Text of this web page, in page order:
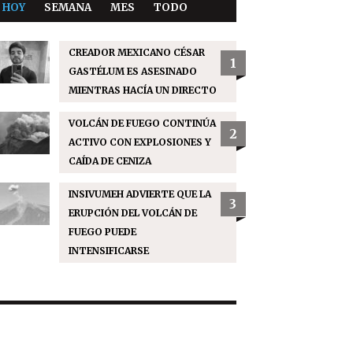
HOY SEMANA MES TODO
CREADOR MEXICANO CÉSAR
GASTÉLUM ES ASESINADO
MIENTRAS HACÍA UN DIRECTO
1
VOLCÁN DE FUEGO CONTINÚA
ACTIVO CON EXPLOSIONES Y
CAÍDA DE CENIZA
2
INSIVUMEH ADVIERTE QUE LA
ERUPCIÓN DEL VOLCÁN DE
FUEGO PUEDE
INTENSIFICARSE
3